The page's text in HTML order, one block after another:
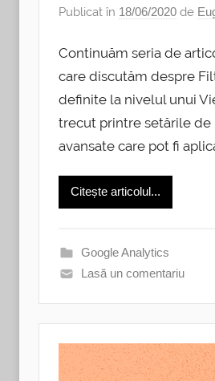
Publicat în 18/06/2020 de
Continuăm seria de
care discutăm despre
definite la nivelul unui
trecut printre setările de
avansate care pot fi
Citește articolul...
Google Analytics
Lasă un comentariu